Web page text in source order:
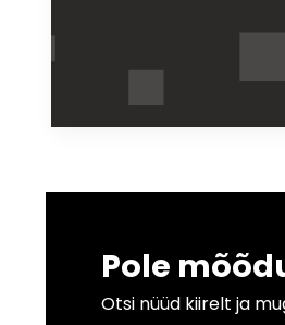
Pole
Otsi nüüd kiirelt ja